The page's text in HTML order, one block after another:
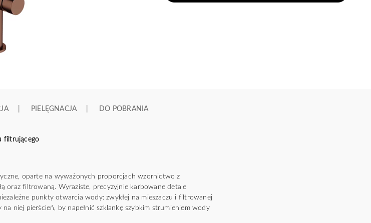
PIELĘGNACJA DO POBRANIA
filtrującego
oparte na wyważonych proporcjach wzornictwo z
oraz filtrowaną. Wyraziste, precyzyjnie karbowane detale
punkty otwarcia wody: zwykłej na mieszaczu i filtrowanej
niej pierścień, by napełnić szklankę szybkim strumieniem wody